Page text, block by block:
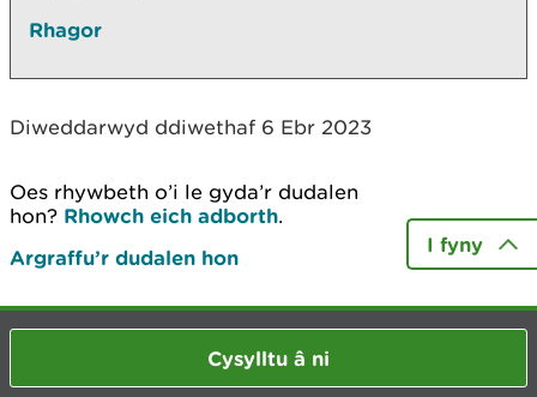
Rhagor
Diweddarwyd ddiwethaf 6 Ebr 2023
Oes rhywbeth o’i le gyda’r dudalen
hon? Rhowch eich adborth.
Argraffu’r dudalen hon
I fyny
Cysylltu â ni